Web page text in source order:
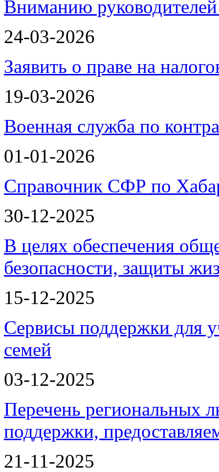
Вниманию
24-03-2026
Заявить о праве на
19-03-2026
Военная служба по
01-01-2026
Справочник СФР по
30-12-2025
В целях обеспечения
безопасности, защиты
15-12-2025
Сервисы поддержки для
семей
03-12-2025
Перечень региональных
поддержки,
21-11-2025